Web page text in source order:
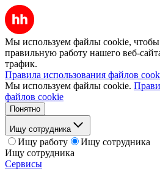
Мы используем файлы cookie, чтобы
правильную работу нашего веб-
трафик.
Правила использования файлов
Мы используем файлы cookie.
файлов cookie
Понятно
Ищу сотрудника
Ищу работу
Ищу сотрудника
Ищу сотрудника
Сервисы